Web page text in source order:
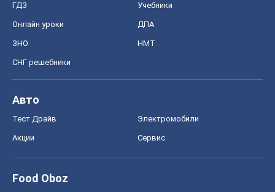
ГДЗ Учебники
Онлайн уроки ДПА
ЗНО НМТ
СНГ решебники
Авто
Тест Драйв Электромобили
Акции Сервис
Food Oboz